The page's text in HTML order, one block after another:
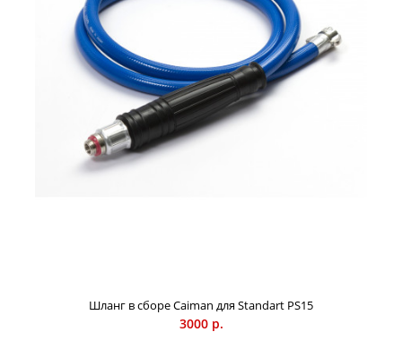
Шланг в сборе Caiman для Standart PS15
3000 р.